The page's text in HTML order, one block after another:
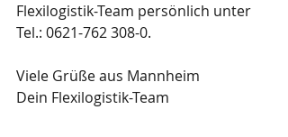
Flexilogistik-Team persönlich unter
Tel.: 0621-762 308-0.
Viele Grüße aus Mannheim
Dein Flexilogistik-Team